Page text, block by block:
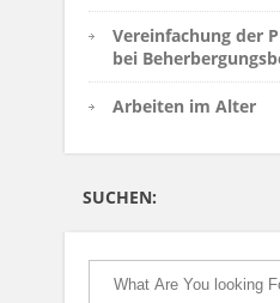
Vereinfachung der
bei
Arbeiten im Alter
SUCHEN: